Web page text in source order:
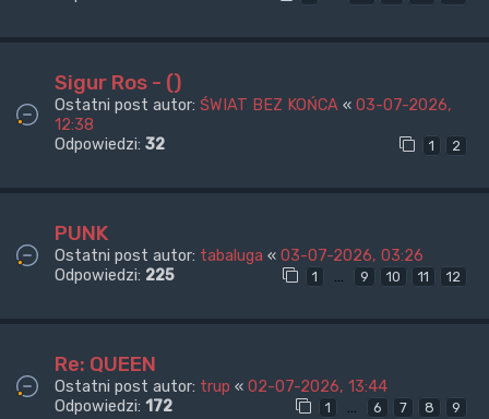
Sigur Ros - ()
Ostatni post autor: ŚWIAT BEZ KOŃCA « 03-07-2026,
12:38
Odpowiedzi: 32 1 2
PUNK
Ostatni post autor: tabaluga « 03-07-2026, 03:26
Odpowiedzi: 225 1 … 9 10 11 12
Re: QUEEN
Ostatni post autor: trup « 02-07-2026, 13:44
Odpowiedzi: 172 1 … 6 7 8 9